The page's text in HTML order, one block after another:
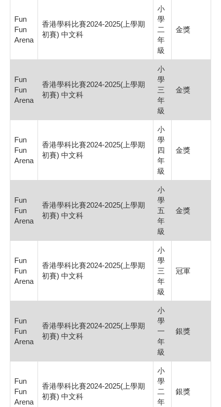
Fun
Fun
Arena
香港學科比賽2024-2025(上學期
初賽) 中文科
小
學
二
年
級
金獎
Fun
Fun
Arena
香港學科比賽2024-2025(上學期
初賽) 中文科
小
學
三
年
級
金獎
Fun
Fun
Arena
香港學科比賽2024-2025(上學期
初賽) 中文科
小
學
四
年
級
金獎
Fun
Fun
Arena
香港學科比賽2024-2025(上學期
初賽) 中文科
小
學
五
年
級
金獎
Fun
Fun
Arena
香港學科比賽2024-2025(上學期
初賽) 中文科
小
學
三
年
級
冠軍
Fun
Fun
Arena
香港學科比賽2024-2025(上學期
初賽) 中文科
小
學
一
年
級
銀獎
Fun
Fun
Arena
香港學科比賽2024-2025(上學期
初賽) 中文科
小
學
二
年
銀獎